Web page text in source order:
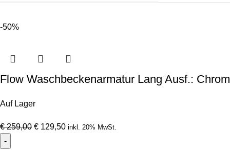
-50%
Flow Waschbeckenarmatur Lang Ausf.: Chrom
Auf Lager
€259,00 € 129,50 inkl. 20% MwSt.